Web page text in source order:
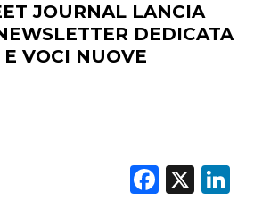
JOURNAL LANCIA
DEDICATA
VOCI NUOVE
X